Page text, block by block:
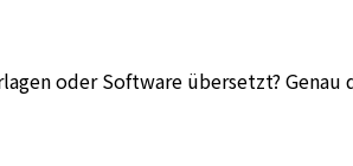
oder Software übersetzt? Genau